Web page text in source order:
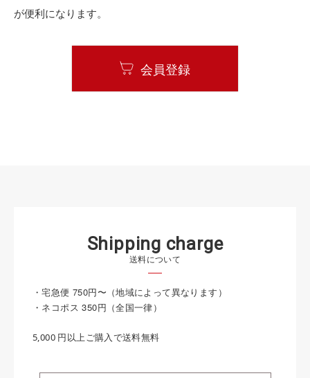
が便利になります。
会員登録
Shipping charge
送料について
・宅急便 750円〜（地域によって異なります）
・ネコポス 350円（全国一律）
5,000 円以上ご購入で送料無料